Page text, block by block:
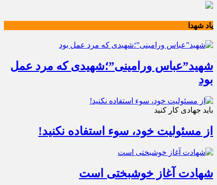
یاد شهدا
شهید”عباس ورامینی”؛شهیدی که مرد عمل
بود
باید جهادی کار کنید
از مسئولیت خود، سوء استفاده نکنید!
شهادت آغاز خوشبختی است